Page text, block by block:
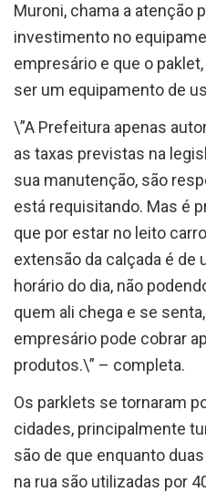
Muroni, chama a atenção
investimento no
empresário e que o
ser um equipamento de
\”A Prefeitura apenas
as taxas previstas na
sua manutenção, são
está requisitando. Mas é
que por estar no leito
extensão da calçada é de
horário do dia, não
quem ali chega e se
empresário pode cobrar
produtos.\” – completa.
Os parklets se tornaram
cidades, principalmente
são de que enquanto
na rua são utilizadas por